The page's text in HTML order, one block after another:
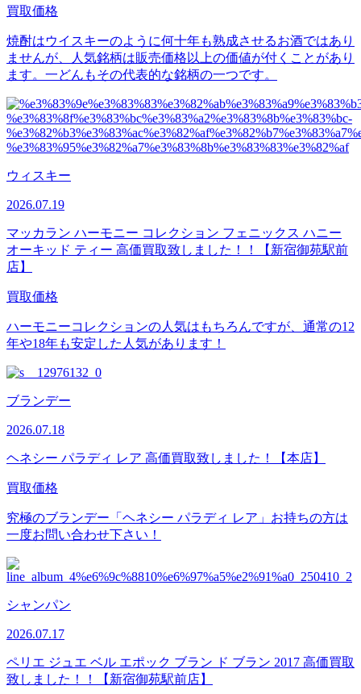
買取価格
焼酎はウイスキーのように何十年も熟成させるお酒ではあり
ませんが、人気銘柄は販売価格以上の価値が付くことがあり
ます。一どんもその代表的な銘柄の一つです。
ウィスキー
2026.07.19
マッカラン ハーモニー コレクション フェニックス ハニー
オーキッド ティー 高価買取致しました！！【新宿御苑駅前
店】
買取価格
ハーモニーコレクションの人気はもちろんですが、通常の12
年や18年も安定した人気があります！
ブランデー
2026.07.18
ヘネシー パラディ レア 高価買取致しました！【本店】
買取価格
究極のブランデー「ヘネシー パラディ レア」お持ちの方は
一度お問い合わせ下さい！
シャンパン
2026.07.17
ペリエ ジュエ ベル エポック ブラン ド ブラン 2017 高価買取
致しました！！【新宿御苑駅前店】